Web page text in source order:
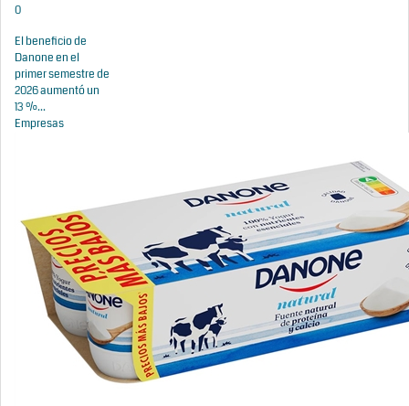
0
El beneficio de
Danone en el
primer semestre de
2026 aumentó un
13 %...
Empresas